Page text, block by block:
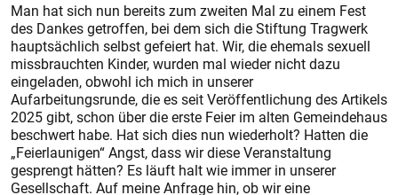
Man hat sich nun bereits zum zweiten Mal zu einem Fest
des Dankes getroffen, bei dem sich die Stiftung Tragwerk
hauptsächlich selbst gefeiert hat. Wir, die ehemals sexuell
missbrauchten Kinder, wurden mal wieder nicht dazu
eingeladen, obwohl ich mich in unserer
Aufarbeitungsrunde, die es seit Veröffentlichung des Artikels
2025 gibt, schon über die erste Feier im alten Gemeindehaus
beschwert habe. Hat sich dies nun wiederholt? Hatten die
„Feierlaunigen“ Angst, dass wir diese Veranstaltung
gesprengt hätten? Es läuft halt wie immer in unserer
Gesellschaft. Auf meine Anfrage hin, ob wir eine